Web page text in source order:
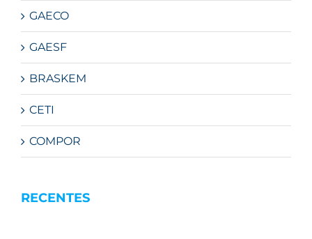
GAECO
GAESF
BRASKEM
CETI
COMPOR
RECENTES